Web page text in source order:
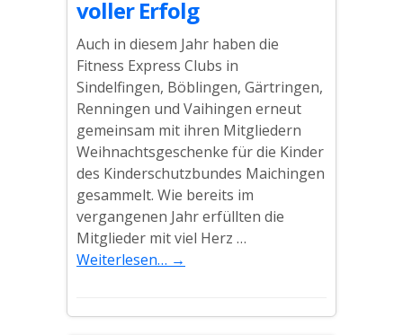
voller Erfolg
Auch in diesem Jahr haben die
Fitness Express Clubs in
Sindelfingen, Böblingen, Gärtringen,
Renningen und Vaihingen erneut
gemeinsam mit ihren Mitgliedern
Weihnachtsgeschenke für die Kinder
des Kinderschutzbundes Maichingen
gesammelt. Wie bereits im
vergangenen Jahr erfüllten die
Mitglieder mit viel Herz …
Weiterlesen… →